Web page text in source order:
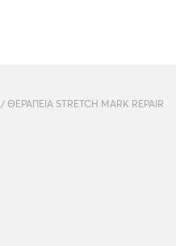
/ ΘΕΡΑΠΕΙΑ STRETCH MARK REPAIR